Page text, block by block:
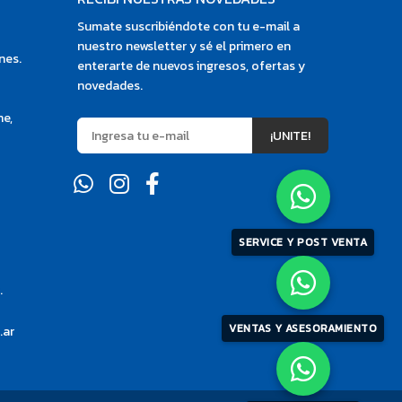
SERVICE Y POST VENTA
VENTAS Y ASESORAMIENTO
Sumate suscribiéndote con tu e-mail a
nuestro newsletter y sé el primero en
enterarte de nuevos ingresos, ofertas y
novedades.
¡UNITE!